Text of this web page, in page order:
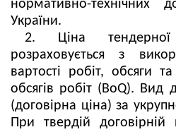
нормативно-технічних
України.
2. Ціна тендерної
розраховується з
вартості робіт, обсяги
обсягів робіт (BoQ). Вид
(договірна ціна) за
При твердій